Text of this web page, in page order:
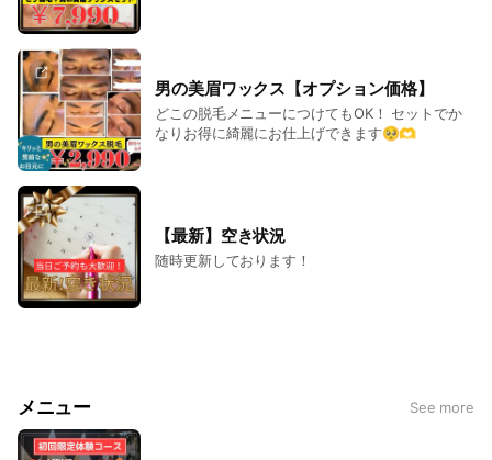
男の美眉ワックス【オプション価格】
どこの脱毛メニューにつけてもOK！ セットでか
なりお得に綺麗にお仕上げできます🥺🫶
【最新】空き状況
随時更新しております！
メニュー See more